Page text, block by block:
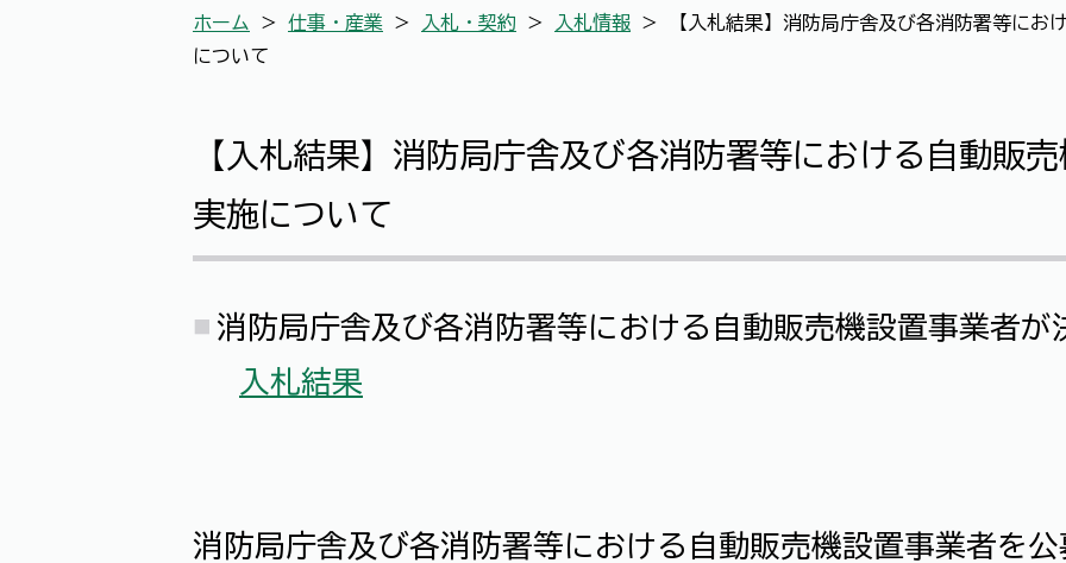
ホーム ＞ 仕事・産業 ＞ 入札・契約 ＞ 入札情報 ＞
【入札結果】消防局庁舎及び各消防署等にお
について
【入札結果】消防局庁舎及び各消防署等における自動販
実施について
消防局庁舎及び各消防署等における自動販売機設置事業者が
入札結果
消防局庁舎及び各消防署等における自動販売機設置事業者を